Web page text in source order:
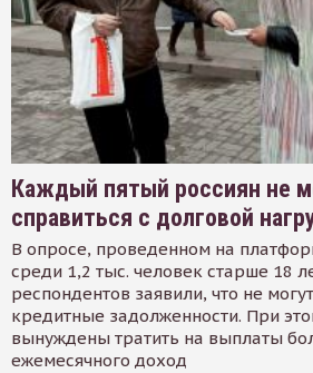
Каждый пятый россиян не
справиться с долговой
В опросе, проведенном на
среди 1,2 тыс. человек старше 18
респондентов заявили, что не
кредитные задолженности. При
вынуждены тратить на выплаты
ежемесячного доход